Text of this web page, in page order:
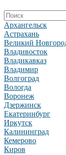
Архангельск
Астрахань
Великий
Владивосток
Владикавказ
Владимир
Волгоград
Вологда
Воронеж
Дзержинск
Екатеринбург
Иркутск
Калининград
Кемерово
Киров